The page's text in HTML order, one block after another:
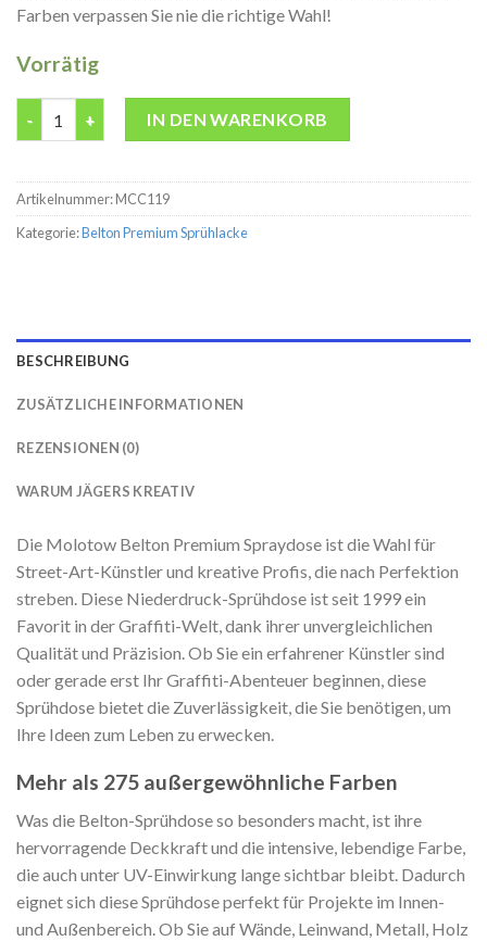
Farben verpassen Sie nie die richtige Wahl!
Vorrätig
IN DEN WARENKORB
Artikelnummer:MCC119
Kategorie:Belton Premium Sprühlacke
BESCHREIBUNG
ZUSÄTZLICHE INFORMATIONEN
REZENSIONEN (0)
WARUM JÄGERS KREATIV
Die Molotow Belton Premium Spraydose ist die Wahl für
Street-Art-Künstler und kreative Profis, die nach Perfektion
streben. Diese Niederdruck-Sprühdose ist seit 1999 ein
Favorit in der Graffiti-Welt, dank ihrer unvergleichlichen
Qualität und Präzision. Ob Sie ein erfahrener Künstler sind
oder gerade erst Ihr Graffiti-Abenteuer beginnen, diese
Sprühdose bietet die Zuverlässigkeit, die Sie benötigen, um
Ihre Ideen zum Leben zu erwecken.
Mehr als 275 außergewöhnliche Farben
Was die Belton-Sprühdose so besonders macht, ist ihre
hervorragende Deckkraft und die intensive, lebendige Farbe,
die auch unter UV-Einwirkung lange sichtbar bleibt. Dadurch
eignet sich diese Sprühdose perfekt für Projekte im Innen-
und Außenbereich. Ob Sie auf Wände, Leinwand, Metall, Holz